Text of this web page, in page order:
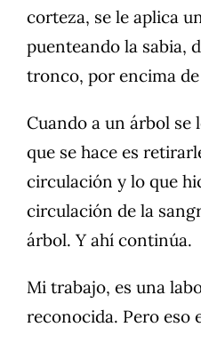
corteza, se le aplica
puenteando la sabia,
tronco, por encima
Cuando a un árbol se
que se hace es
circulación y lo que
circulación de la
árbol. Y ahí continúa.
Mi trabajo, es una
reconocida. Pero eso